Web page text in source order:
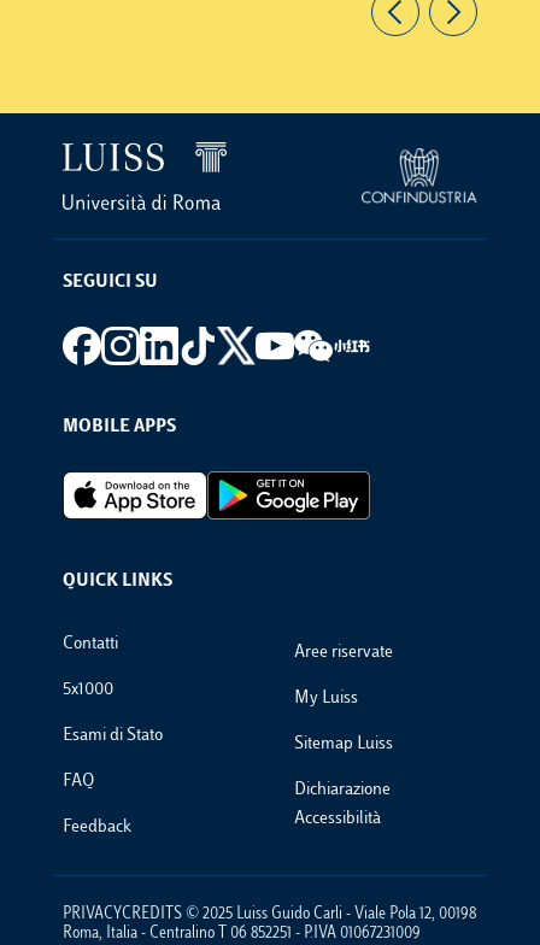
SEGUICI SU
Footer social
MOBILE APPS
Footer Apps
QUICK LINKS
Footer Links
Contatti
5x1000
Esami di Stato
FAQ
Feedback
Aree riservate
My Luiss
Sitemap Luiss
Dichiarazione
Accessibilità
PRIVACYCREDITS © 2025 Luiss Guido Carli - Viale Pola 12, 00198
Roma, Italia - Centralino T 06 852251 - P.IVA 01067231009